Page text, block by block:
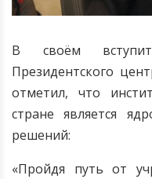
В своём
Президентского
отметил, что
стране является
решений:
«Пройдя путь от